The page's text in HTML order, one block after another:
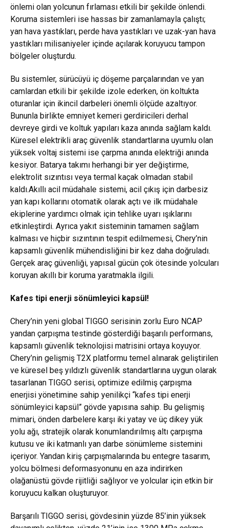
önlemi olan yolcunun fırlaması etkili bir şekilde önlendi.
Koruma sistemleri ise hassas bir zamanlamayla çalıştı;
yan hava yastıkları, perde hava yastıkları ve uzak-yan hava
yastıkları milisaniyeler içinde açılarak koruyucu tampon
bölgeler oluşturdu.
Bu sistemler, sürücüyü iç döşeme parçalarından ve yan
camlardan etkili bir şekilde izole ederken, ön koltukta
oturanlar için ikincil darbeleri önemli ölçüde azaltıyor.
Bununla birlikte emniyet kemeri gerdiricileri derhal
devreye girdi ve koltuk yapıları kaza anında sağlam kaldı.
Küresel elektrikli araç güvenlik standartlarına uyumlu olan
yüksek voltaj sistemi ise çarpma anında elektriği anında
kesiyor. Batarya takımı herhangi bir yer değiştirme,
elektrolit sızıntısı veya termal kaçak olmadan stabil
kaldı.Akıllı acil müdahale sistemi, acil çıkış için darbesiz
yan kapı kollarını otomatik olarak açtı ve ilk müdahale
ekiplerine yardımcı olmak için tehlike uyarı ışıklarını
etkinleştirdi. Ayrıca yakıt sisteminin tamamen sağlam
kalması ve hiçbir sızıntının tespit edilmemesi, Chery’nin
kapsamlı güvenlik mühendisliğini bir kez daha doğruladı.
Gerçek araç güvenliği, yapısal gücün çok ötesinde yolcuları
koruyan akıllı bir koruma yaratmakla ilgili.
Kafes tipi enerji sönümleyici kapsül!
Chery’nin yeni global TIGGO serisinin zorlu Euro NCAP
yandan çarpışma testinde gösterdiği başarılı performans,
kapsamlı güvenlik teknolojisi matrisini ortaya koyuyor.
Chery’nin gelişmiş T2X platformu temel alınarak geliştirilen
ve küresel beş yıldızlı güvenlik standartlarına uygun olarak
tasarlanan TIGGO serisi, optimize edilmiş çarpışma
enerjisi yönetimine sahip yenilikçi “kafes tipi enerji
sönümleyici kapsül” gövde yapısına sahip. Bu gelişmiş
mimari, önden darbelere karşı iki yatay ve üç dikey yük
yolu ağı, stratejik olarak konumlandırılmış altı çarpışma
kutusu ve iki katmanlı yan darbe sönümleme sistemini
içeriyor. Yandan kiriş çarpışmalarında bu entegre tasarım,
yolcu bölmesi deformasyonunu en aza indirirken
olağanüstü gövde rijitliği sağlıyor ve yolcular için etkin bir
koruyucu kalkan oluşturuyor.
Barşarılı TIGGO serisi, gövdesinin yüzde 85’inin yüksek